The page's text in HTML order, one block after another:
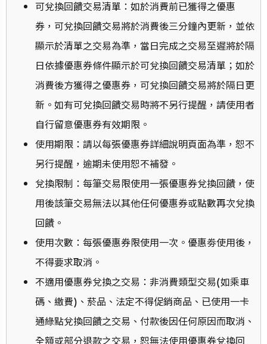
可兌換回饋交易清單：如於消費前已獲得之優惠
券，⁠可兌換回饋交易將於消費後三分鐘內更新，並依
顯示於清單之交易為準，當日完成之交易至遲將於隔
日依據優惠券條件顯示於可兌換回饋交易清單；如於
消費後方獲得之優惠券，可兌換回饋交易將於隔日更
新。如有可兌換回饋交易時將不另行提醒，請使用者
自行留意優惠券有效期限。
使用期限：請以每張優惠券詳細說明頁面為準，恕不
另行提醒，逾期未使用恕不補發。
兌換限制：每筆交易限使用一張優惠券兌換回饋，使
用後該筆交易無法以其他任何優惠券或點數再次兌換
回饋。
使用次數：每張優惠券限使用一次。優惠劵使用後，
不得要求取消。
不適用優惠券兌換之交易：非消費類型交易(如乘車
碼、繳費)、菸品、法定不得促銷商品、已使用一卡
通綠點兌換回饋之交易、付款後因任何原因而取消、
全額或部分退款之交易，恕無法使用優惠券兌換回